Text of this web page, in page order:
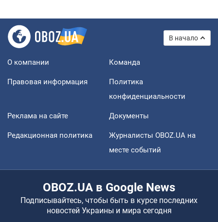
В начало
О компании Команда
Правовая информация
Политика
конфиденциальности
Реклама на сайте Документы
Редакционная политика
Журналисты OBOZ.UA на
месте событий
OBOZ.UA в Google News
Подписывайтесь, чтобы быть в курсе последних
новостей Украины и мира сегодня